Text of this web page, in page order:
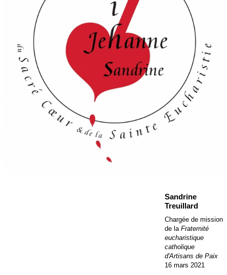
Sandrine
Treuillard
Chargée de mission
de la Fraternité
eucharistique
catholique
d'Artisans de Paix
16 mars 2021